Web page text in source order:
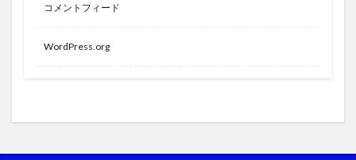
コメントフィード
WordPress.org